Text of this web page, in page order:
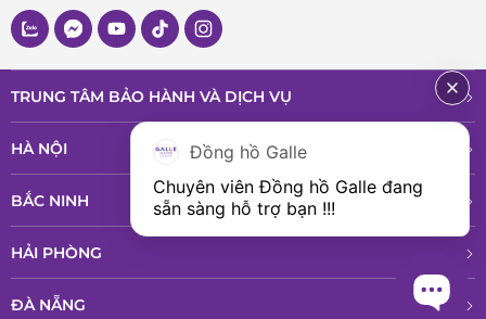
TRUNG TÂM BẢO HÀNH VÀ DỊCH VỤ
HÀ NỘI
BẮC NINH
HẢI PHÒNG
ĐÀ NẴNG
Đồng hồ Galle
Chuyên viên Đồng hồ Galle đang
sẵn sàng hỗ trợ bạn !!!